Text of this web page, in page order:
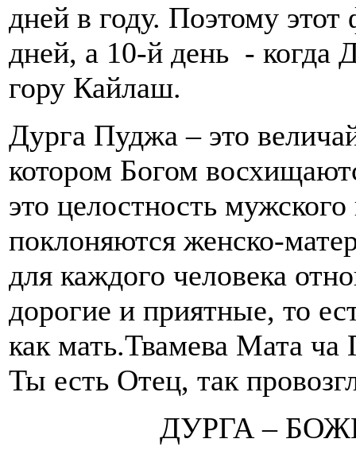
дней в году. Поэтому этот
дней, а 10-й день - когда
гору Кайлаш.
Дурга Пуджа – это
котором Богом
это целостность
поклоняются женско-
для каждого человека
дорогие и приятные, то
как мать.Твамева Мата
Ты есть Отец, так
ДУРГА –